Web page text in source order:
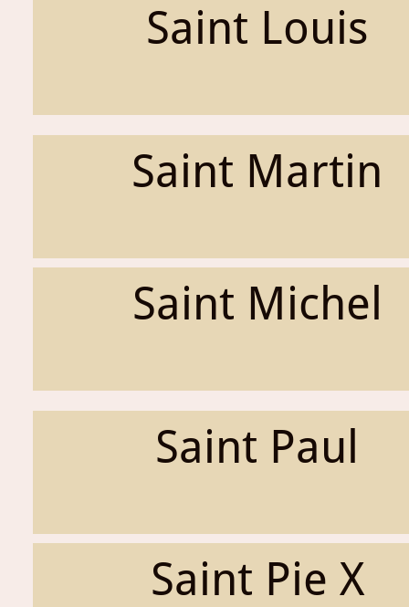
Saint Louis
Saint Martin
Saint Michel
Saint Paul
Saint Pie X